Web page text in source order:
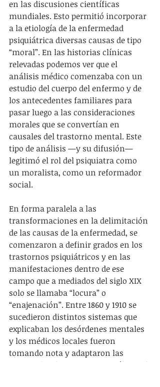
en las discusiones científicas
mundiales. Esto permitió incorporar
a la etiología de la enfermedad
psiquiátrica diversas causas de tipo
“moral”. En las historias clínicas
relevadas podemos ver que el
análisis médico comenzaba con un
estudio del cuerpo del enfermo y de
los antecedentes familiares para
pasar luego a las consideraciones
morales que se convertían en
causales del trastorno mental. Este
tipo de análisis —y su difusión—
legitimó el rol del psiquiatra como
un moralista, como un reformador
social.
En forma paralela a las
transformaciones en la delimitación
de las causas de la enfermedad, se
comenzaron a definir grados en los
trastornos psiquiátricos y en las
manifestaciones dentro de ese
campo que a mediados del siglo XIX
solo se llamaba “locura” o
“enajenación”. Entre 1860 y 1910 se
sucedieron distintos sistemas que
explicaban los desórdenes mentales
y los médicos locales fueron
tomando nota y adaptaron las
principales discusiones científicas al